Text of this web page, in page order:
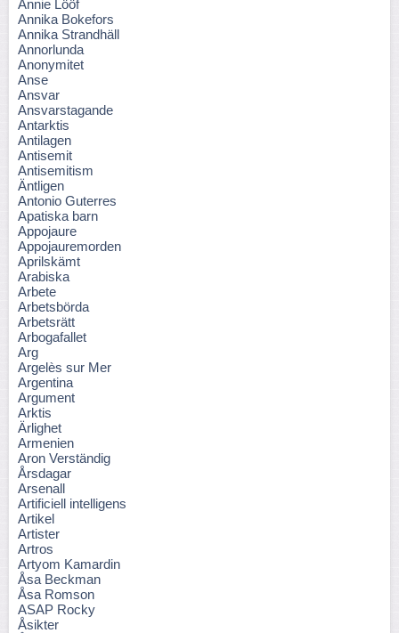
Annie Lööf
Annika Bokefors
Annika Strandhäll
Annorlunda
Anonymitet
Anse
Ansvar
Ansvarstagande
Antarktis
Antilagen
Antisemit
Antisemitism
Äntligen
Antonio Guterres
Apatiska barn
Appojaure
Appojauremorden
Aprilskämt
Arabiska
Arbete
Arbetsbörda
Arbetsrätt
Arbogafallet
Arg
Argelès sur Mer
Argentina
Argument
Arktis
Ärlighet
Armenien
Aron Verständig
Årsdagar
Arsenall
Artificiell intelligens
Artikel
Artister
Artros
Artyom Kamardin
Åsa Beckman
Åsa Romson
ASAP Rocky
Åsikter